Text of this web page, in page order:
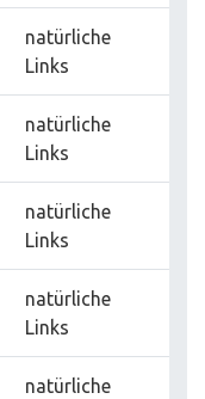
natürliche
Links
natürliche
Links
natürliche
Links
natürliche
Links
natürliche